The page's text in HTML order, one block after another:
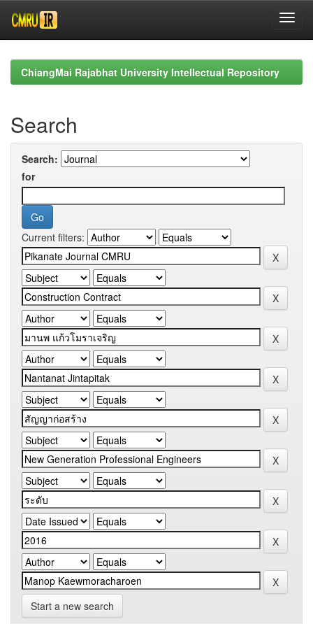
navigationChiangMai Rajabhat University Intellectual Repository
Search
Search:
for
Current filters:
Start a new search